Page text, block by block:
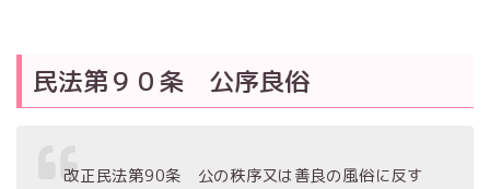
民法第９０条 公序良俗
改正民法第90条 公の秩序又は善良の風俗に反す